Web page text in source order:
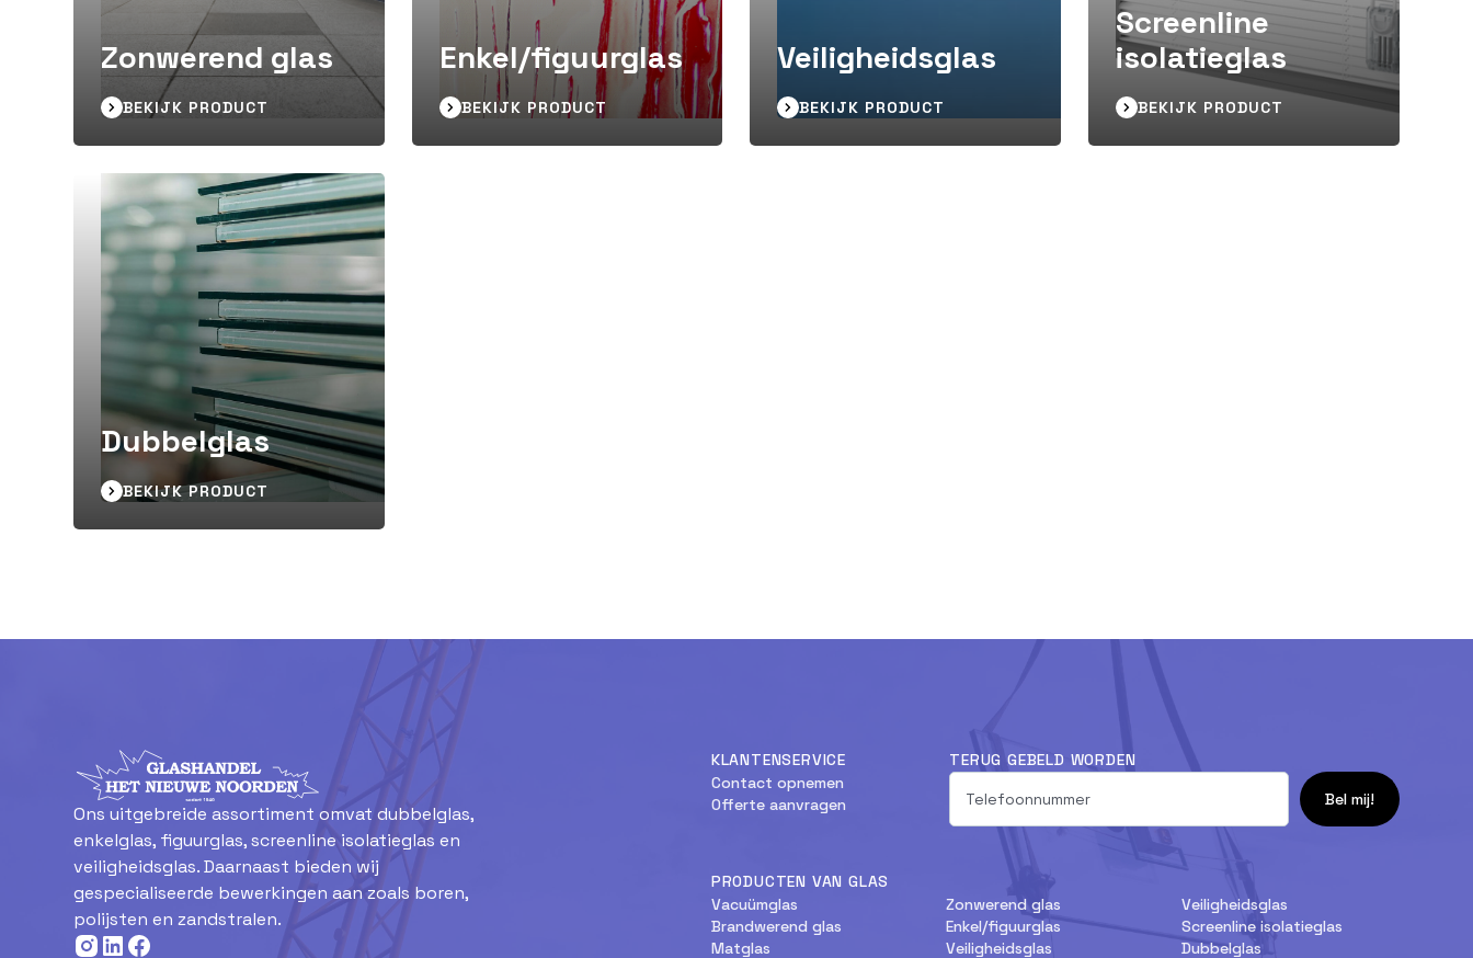
Zonwerend glas
BEKIJK PRODUCT
Enkel/figuurglas
BEKIJK PRODUCT
Veiligheidsglas
BEKIJK PRODUCT
Screenline
isolatieglas
BEKIJK PRODUCT
Dubbelglas
BEKIJK PRODUCT
Ons uitgebreide assortiment omvat dubbelglas,
enkelglas, figuurglas, screenline isolatieglas en
veiligheidsglas. Daarnaast bieden wij
gespecialiseerde bewerkingen aan zoals boren,
polijsten en zandstralen.
KLANTENSERVICE
Contact opnemen
Offerte aanvragen
TERUG GEBELD WORDEN
PRODUCTEN VAN GLAS
Vacuümglas
Brandwerend glas
Matglas
Zonwerend glas
Enkel/figuurglas
Veiligheidsglas
Veiligheidsglas
Screenline isolatieglas
Dubbelglas